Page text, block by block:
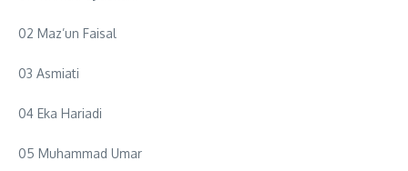
02 Maz’un Faisal
03 Asmiati
04 Eka Hariadi
05 Muhammad Umar